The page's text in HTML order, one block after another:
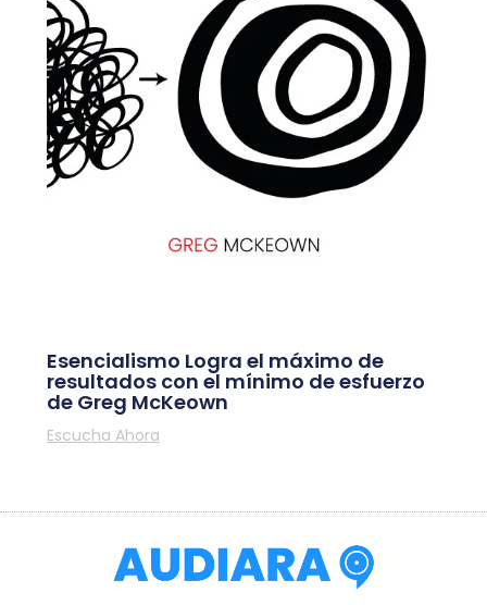
Esencialismo Logra el máximo de
resultados con el mínimo de esfuerzo
de Greg McKeown
Escucha Ahora